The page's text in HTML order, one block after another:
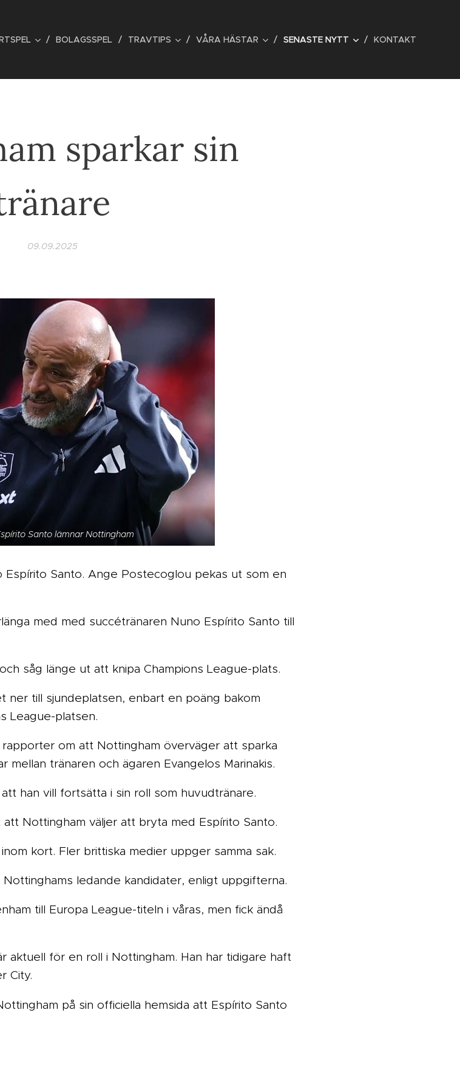
BOLAGSSPEL TRAVTIPS VÅRA HÄSTAR SENASTE NYTT KONTAKT
sparkar sin
09.09.2025
Santo lämnar Nottingham
Santo. Ange Postecoglou pekas ut som en
med med succétränaren Nuno Espírito Santo till
såg länge ut att knipa Champions League-plats.
ner till sjundeplatsen, enbart en poäng bakom
League-platsen.
om att Nottingham överväger att sparka
mellan tränaren och ägaren Evangelos Marinakis.
han vill fortsätta i sin roll som huvudtränare.
Nottingham väljer att bryta med Espírito Santo.
kort. Fler brittiska medier uppger samma sak.
ledande kandidater, enligt uppgifterna.
till Europa League-titeln i våras, men fick ändå
aktuell för en roll i Nottingham. Han har tidigare haft
City.
på sin officiella hemsida att Espírito Santo